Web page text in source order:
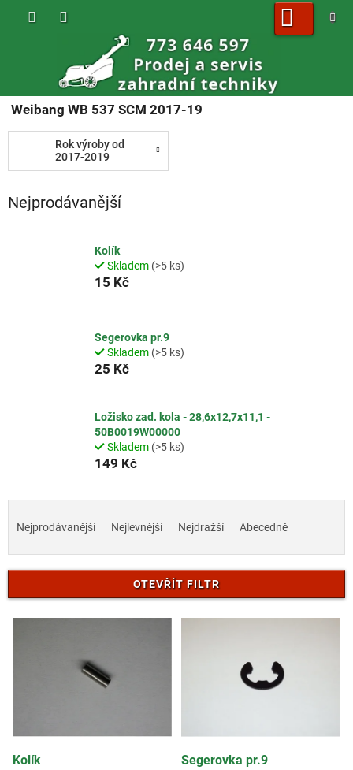
NÁKUPNÍ
Weibang WB 537 SCM 2017-19
Rok výroby od
2017-2019
Nejprodávanější
Kolík
Skladem (>5 ks)
15 Kč
Segerovka pr.9
Skladem (>5 ks)
25 Kč
Ložisko zad. kola - 28,6x12,7x11,1 -
50B0019W00000
Skladem (>5 ks)
149 Kč
e
í
ů
Nejprodávanější Nejlevnější Nejdražší Abecedně
OTEVŘÍT FILTR
V
o
dKolík Segerovka pr.9